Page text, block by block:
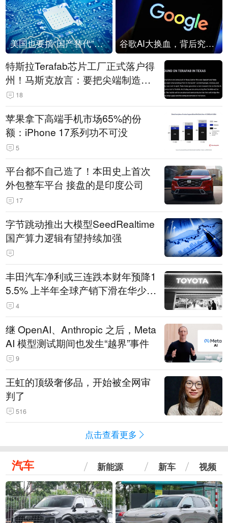
美国也要搞“国产替代”？先算清三笔账 谷歌AI大换血，背后究竟发生了什么？
特斯拉Terafab芯片工厂正式落户得
州！马斯克放言：要把尖端制造带
回美国
18
苹果拿下高端手机市场65%的份
额：iPhone 17系列功不可没
5
平台都不自己造了！本田史上首次
外包整车平台 接盘的是印度公司
17
字节跳动推出大模型SeedRealtime
国产算力逻辑有望持续加强
丰田汽车净利或三连跌本财年预降1
5.5% 上半年全球产销下滑在华少卖
14.3万辆
4
继 OpenAI、Anthropic 之后，Meta
AI 模型测试期间也发生“越界”事件
9
王虹的顶级奢侈品，开始被全网审
判了
516
点击查看更多
汽车 新能源 新车 视频